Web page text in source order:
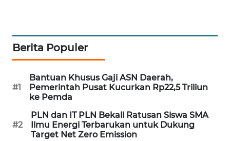
Berita Populer
#1
Bantuan Khusus Gaji ASN Daerah,
Pemerintah Pusat Kucurkan Rp22,5 Triliun
ke Pemda
#2
PLN dan IT PLN Bekali Ratusan Siswa SMA
Ilmu Energi Terbarukan untuk Dukung
Target Net Zero Emission
Network
LISTRIK
KELISTRIKAN